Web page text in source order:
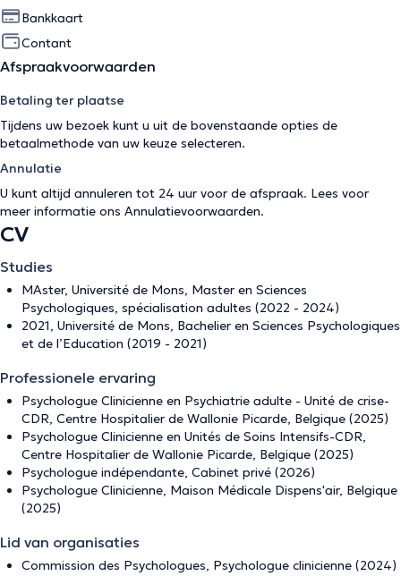
Bankkaart
Contant
Afspraakvoorwaarden
Betaling ter plaatse
Tijdens uw bezoek kunt u uit de bovenstaande opties de
betaalmethode van uw keuze selecteren.
Annulatie
U kunt altijd annuleren tot 24 uur voor de afspraak. Lees voor
meer informatie ons Annulatievoorwaarden.
CV
Studies
MAster, Université de Mons, Master en Sciences
Psychologiques, spécialisation adultes (2022 - 2024)
2021, Université de Mons, Bachelier en Sciences Psychologiques
et de l’Education (2019 - 2021)
Professionele ervaring
Psychologue Clinicienne en Psychiatrie adulte - Unité de crise-
CDR, Centre Hospitalier de Wallonie Picarde, Belgique (2025)
Psychologue Clinicienne en Unités de Soins Intensifs-CDR,
Centre Hospitalier de Wallonie Picarde, Belgique (2025)
Psychologue indépendante, Cabinet privé (2026)
Psychologue Clinicienne, Maison Médicale Dispens'air, Belgique
(2025)
Lid van organisaties
Commission des Psychologues, Psychologue clinicienne (2024)